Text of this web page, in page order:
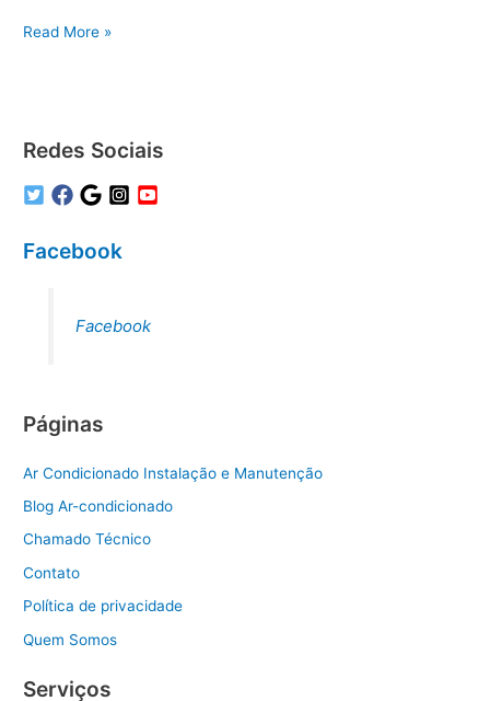
Conserto
Paulo
Read More »
Redes Sociais
Facebook
Facebook
Páginas
Ar Condicionado Instalação e Manutenção
Blog Ar-condicionado
Chamado Técnico
Contato
Política de privacidade
Quem Somos
Serviços